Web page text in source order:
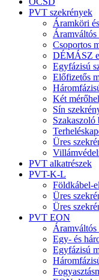
PVT szekrények
Áramköri
Áramváltós
Csoportos
DÉMÁSZ
Egyfázisú
Előfizetős
Két
Sín
Szakaszoló
Üres
PVT alkatrészek
PVT-K-L
Földkábel-
Üres
Üres
PVT EON
Egy- és
Egyfázisú